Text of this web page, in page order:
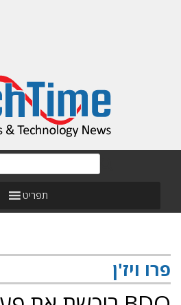
תפריט
פרו ויז'ן